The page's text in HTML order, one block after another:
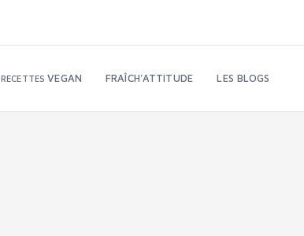
RECETTESVEGAN FRAÎCH'ATTITUDE LES BLOGS